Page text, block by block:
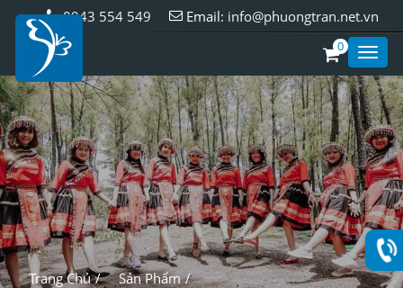
Email: info@phuongtran.net.vn
0943 554 549
0
Styles
Trang Chủ
Sản Phẩm